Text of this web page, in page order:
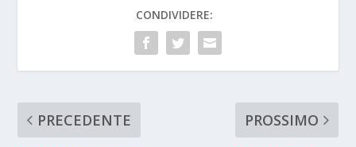
CONDIVIDERE:
PRECEDENTE
PROSSIMO